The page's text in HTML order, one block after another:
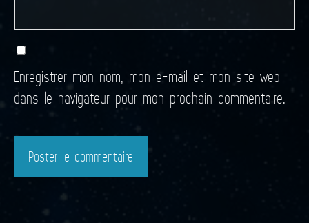
Enregistrer mon nom, mon e-mail et mon site web
dans le navigateur pour mon prochain commentaire.